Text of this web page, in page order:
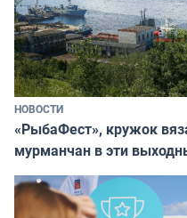
НОВОСТИ
«РыбаФест», кружок
мурманчан в эти